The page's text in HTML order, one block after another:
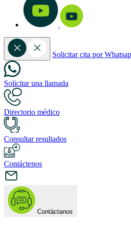
Solicitar cita por
Solicitar una llamada
Directorio médico
Consultar resultados
Contáctenos
Contáctanos